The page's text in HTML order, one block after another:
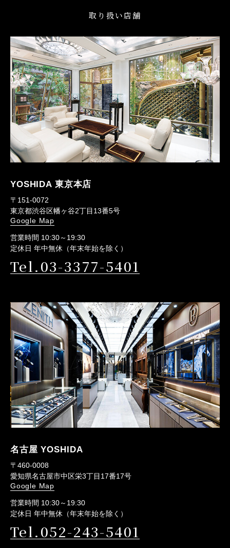
取り扱い店舗
YOSHIDA 東京本店
〒151-0072
東京都渋谷区幡ヶ谷2丁目13番5号
Google Map
営業時間 10:30～19:30
定休日 年中無休（年末年始を除く）
Tel.03-3377-5401
名古屋 YOSHIDA
〒460-0008
愛知県名古屋市中区栄3丁目17番17号
Google Map
営業時間 10:30～19:30
定休日 年中無休（年末年始を除く）
Tel.052-243-5401